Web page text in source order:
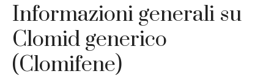
Informazioni generali su
Clomid generico
(Clomifene)